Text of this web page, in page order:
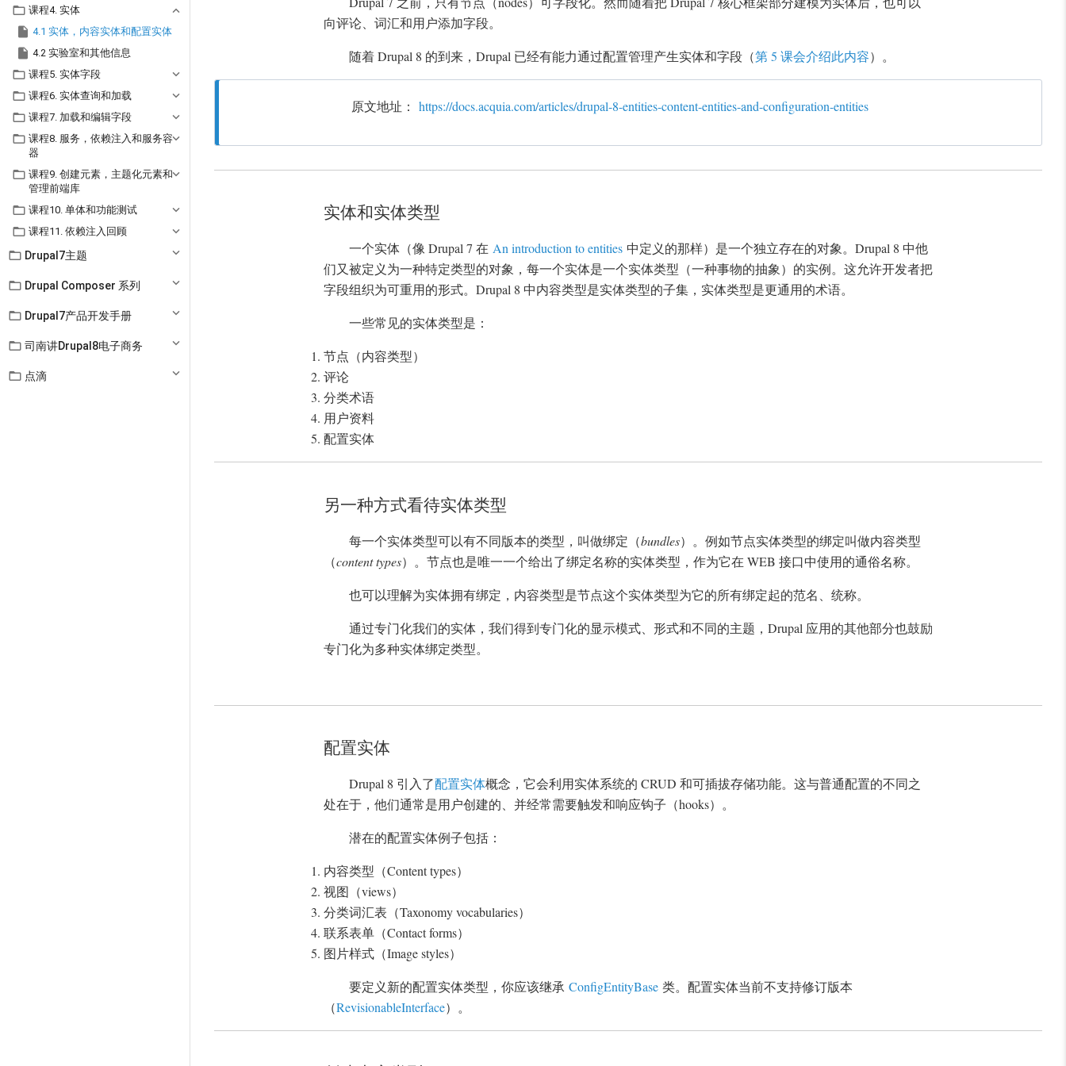
 课程4. 实体
 4.1 实体，内容实体和配置实体
 4.2 实验室和其他信息
 课程5. 实体字段
 课程6. 实体查询和加载
 课程7. 加载和编辑字段
 课程8. 服务，依赖注入和服务容
器
 课程9. 创建元素，主题化元素和
管理前端库
 课程10. 单体和功能测试
 课程11. 依赖注入回顾
 Drupal7主题
 Drupal Composer 系列
 Drupal7产品开发手册
 司南讲Drupal8电子商务
 点滴
向评论、词汇和用户添加字段。
随着 Drupal 8 的到来，Drupal 已经有能力通过配置管理产生实体和字段（第 5 课会介绍此内容）。
原文地址： https://docs.acquia.com/articles/drupal-8-entities-content-entities-and-configuration-entities
实体和实体类型
一个实体（像 Drupal 7 在 An introduction to entities 中定义的那样）是一个独立存在的对象。Drupal 8 中他
们又被定义为一种特定类型的对象，每一个实体是一个实体类型（一种事物的抽象）的实例。这允许开发者把
字段组织为可重用的形式。Drupal 8 中内容类型是实体类型的子集，实体类型是更通用的术语。
一些常见的实体类型是：
节点（内容类型）
评论
分类术语
用户资料
配置实体
另一种方式看待实体类型
每一个实体类型可以有不同版本的类型，叫做绑定（bundles）。例如节点实体类型的绑定叫做内容类型
（content types）。节点也是唯一一个给出了绑定名称的实体类型，作为它在 WEB 接口中使用的通俗名称。
也可以理解为实体拥有绑定，内容类型是节点这个实体类型为它的所有绑定起的范名、统称。
通过专门化我们的实体，我们得到专门化的显示模式、形式和不同的主题，Drupal 应用的其他部分也鼓励
专门化为多种实体绑定类型。
配置实体
Drupal 8 引入了配置实体概念，它会利用实体系统的 CRUD 和可插拔存储功能。这与普通配置的不同之
处在于，他们通常是用户创建的、并经常需要触发和响应钩子（hooks）。
潜在的配置实体例子包括：
内容类型（Content types）
视图（views）
分类词汇表（Taxonomy vocabularies）
联系表单（Contact forms）
图片样式（Image styles）
要定义新的配置实体类型，你应该继承 ConfigEntityBase 类。配置实体当前不支持修订版本
（RevisionableInterface）。